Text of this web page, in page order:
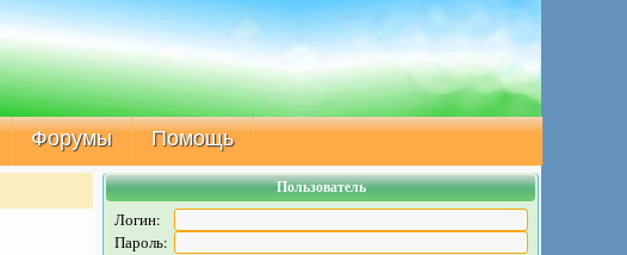
Форумы Помощь
Пользователь
Логин:
Пароль: